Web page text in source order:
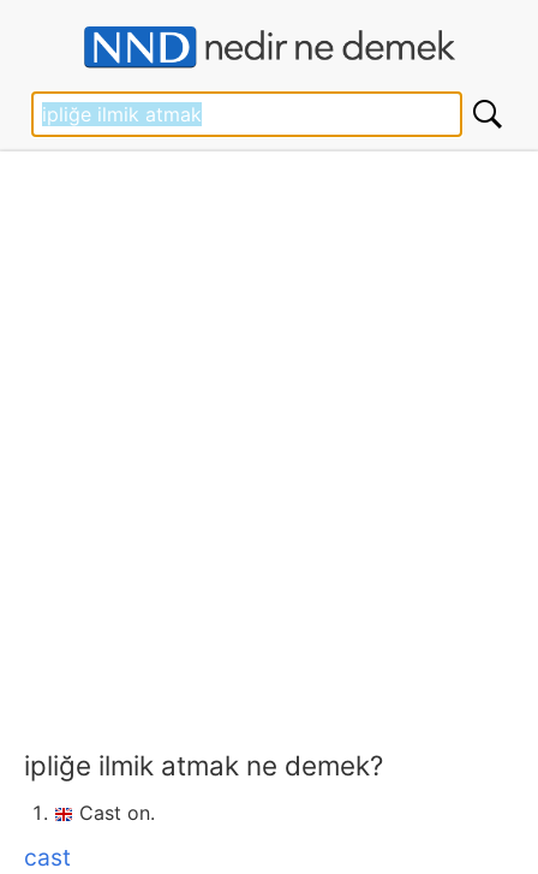
ipliğe ilmik atmak ne demek?
Cast on.
cast